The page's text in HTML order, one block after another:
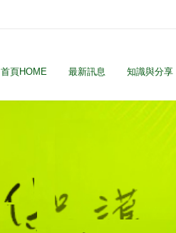
首頁HOME 最新訊息 知識與分享